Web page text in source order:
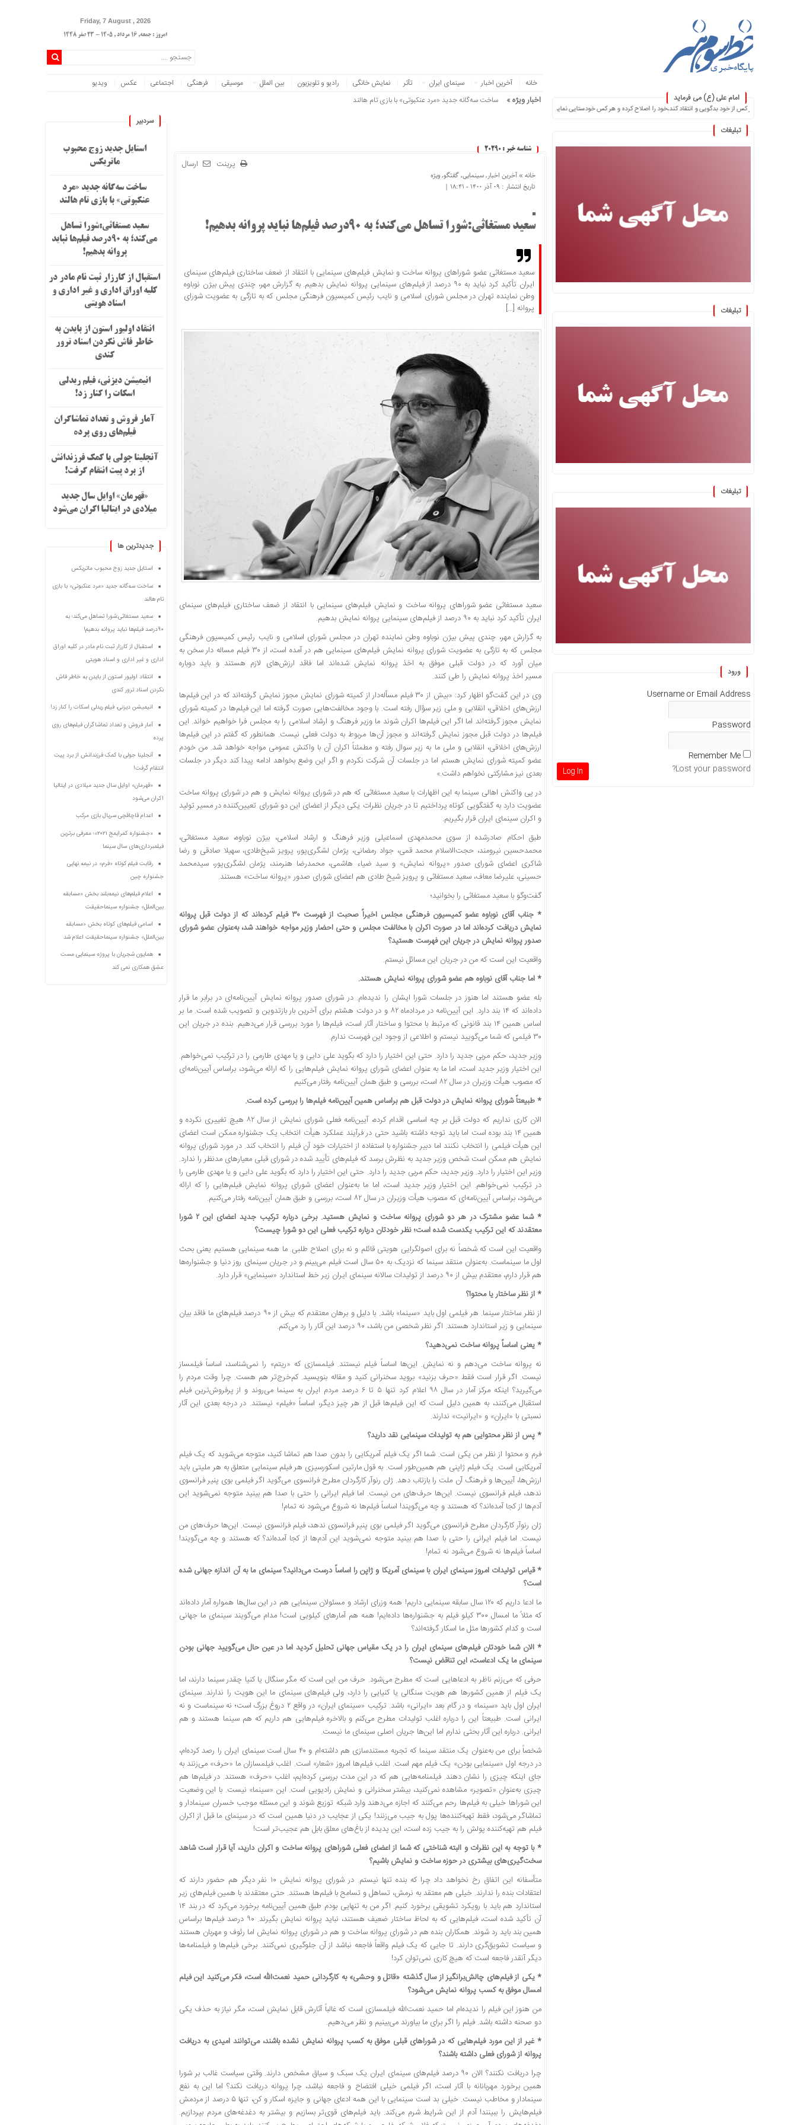
امام علی (ع) می فرماید
انتقاد کند٬خود را اصلاح کرده و هر کس خودستایی نماید٬ پس به تحقیق خویش را تباه نموده است. ۞
تبلیغات
تبلیغات
تبلیغات
ورود
Username or Email Address
Password
Lost your password?
Friday, 7 August , 2026
امروز : جمعه, ۱۶ مرداد , ۱۴۰۵ - 23 صفر 1448
خانه آخرین اخبار سینمای ایران تآتر نمایش خانگی رادیو و تلویزیون بین الملل موسیقی فرهنگی اجتماعی عکس ویدیو
اخبار ویژه » ساخت سه‌گانه جدید «مرد عنکبوتی» با بازی تام هالند
شناسه خبر : 20290
ارسال پرینت
خانه »آخرین اخبار,سینمایی,گفتگو,ویژه
تاریخ انتشار : ۰۹ آذر ۱۴۰۰ - ۱۸:۴۱ |
سعید مستغاثی:شورا تساهل می‌کند؛ به ۹۰درصد فیلم‌ها نباید پروانه بدهیم!
سعید مستغاثی عضو شوراهای پروانه ساخت و نمایش فیلم‌های سینمایی با انتقاد از ضعف ساختاری فیلم‌های سینمای
ایران تأکید کرد نباید به ۹۰ درصد از فیلم‌های سینمایی پروانه نمایش بدهیم. به گزارش مهر، چندی پیش بیژن نوباوه
وطن نماینده تهران در مجلس شورای اسلامی و نایب رئیس کمیسیون فرهنگی مجلس که به تازگی به عضویت شورای
پروانه […]
سعید مستغاثی عضو شوراهای پروانه ساخت و نمایش فیلم‌های سینمایی با انتقاد از ضعف ساختاری فیلم‌های سینمای
ایران تأکید کرد نباید به ۹۰ درصد از فیلم‌های سینمایی پروانه نمایش بدهیم.
به گزارش مهر، چندی پیش بیژن نوباوه وطن نماینده تهران در مجلس شورای اسلامی و نایب رئیس کمیسیون فرهنگی
مجلس که به تازگی به عضویت شورای پروانه نمایش فیلم‌های سینمایی هم در آمده است، از ۳۰ فیلم مساله دار سخن به
میان آورد که در دولت قبلی موفق به اخذ پروانه نمایش شده‌اند اما فاقد ارزش‌های لازم هستند و باید دوباره
مسیر اخذ پروانه نمایش را طی کنند.
وی در این گفت‌گو اظهار کرد: «بیش از ۳۰ فیلم مسأله‌دار از کمیته شورای نمایش مجوز نمایش گرفته‌اند که در این فیلم‌ها
ارزش‌های اخلاقی، انقلابی و ملی زیر سؤال رفته است. با وجود مخالفت‌هایی صورت گرفته اما این فیلم‌ها در کمیته شورای
نمایش مجوز گرفته‌اند اما اگر این فیلم‌ها اکران شوند ما وزیر فرهنگ و ارشاد اسلامی را به مجلس فرا خواهیم خواند. این
فیلم‌ها در دولت قبل مجوز نمایش گرفته‌اند و مجوز آن‌ها مربوط به دولت فعلی نیست. همانطور که گفتم در این فیلم‌ها
ارزش‌های اخلاقی، انقلابی و ملی ما به زیر سوال رفته و مطمئناً اکران آن با واکنش عمومی مواجه خواهد شد. من خودم
عضو کمیته شورای نمایش هستم اما در جلسات آن شرکت نکردم و اگر این وضع بخواهد ادامه پیدا کند دیگر در جلسات
بعدی نیز مشارکتی نخواهم داشت.»
در پی واکنش اهالی سینما به این اظهارات با سعید مستغاثی که هم در شورای پروانه نمایش و هم در شورای پروانه ساخت
عضویت دارد به گفتگویی کوتاه پرداختیم تا در جریان نظرات یکی دیگر از اعضای این دو شورای تعیین‌کننده در مسیر تولید
و اکران سینمای ایران قرار بگیریم.
طبق احکام صادرشده از سوی محمدمهدی اسماعیلی وزیر فرهنگ و ارشاد اسلامی، بیژن نوباوه، سعید مستغاثی،
محمدحسین نیرومند، حجت‌الاسلام محمد قمی، جواد رمضانی، پژمان لشگری‌پور، پرویز شیخ‌طادی، سهیلا صادقی و رضا
شاکری اعضای شورای صدور «پروانه نمایش» و سید ضیاء هاشمی، محمدرضا هنرمند، پژمان لشگری‌پور، سیدمحمد
حسینی، علیرضا معاف، سعید مستغاثی و پرویز شیخ طادی هم اعضای شورای صدور «پروانه ساخت» هستند.
گفت‌وگو با سعید مستغاثی را بخوانید؛
* جناب آقای نوباوه عضو کمیسیون فرهنگی مجلس اخیراً صحبت از فهرست ۳۰ فیلم کرده‌اند که از دولت قبل پروانه
نمایش دریافت کرده‌اند اما در صورت اکران با مخالفت مجلس و حتی احضار وزیر مواجه خواهند شد، به‌عنوان عضو شورای
صدور پروانه نمایش در جریان این فهرست هستید؟
واقعیت این است که من در جریان این مسائل نیستم.
* اما جناب آقای نوباوه هم عضو شورای پروانه نمایش هستند.
بله عضو هستند اما هنوز در جلسات شورا ایشان را ندیده‌ام. در شورای صدور پروانه نمایش آیین‌نامه‌ای در برابر ما قرار
داده‌اند که ۱۴ بند دارد. این آیین‌نامه در مردادماه ۸۲ و در دولت هشتم برای آخرین بار بازتدوین و تصویب شده است. ما بر
اساس همین ۱۴ بند قانونی که مرتبط با محتوا و ساختار آثار است، فیلم‌ها را مورد بررسی قرار می‌دهیم. بنده در جریان این
۳۰ فیلمی که شما می‌گویید نیستم و اطلاعی از وجود این فهرست ندارم.
وزیر جدید، حکم مربی جدید را دارد. حتی این اختیار را دارد که بگوید علی دایی و یا مهدی طارمی را در ترکیب نمی‌خواهم.
این اختیار وزیر جدید است، اما ما به‌ عنوان اعضای شورای پروانه نمایش فیلم‌هایی را که ارائه می‌شود، براساس آیین‌نامه‌ای
که مصوب هیأت وزیران در سال ۸۲ است، بررسی و طبق همان آیین‌نامه رفتار می‌کنیم
* طبیعتاً شورای پروانه نمایش در دولت قبل هم براساس همین آیین‌نامه فیلم‌ها را بررسی کرده است.
الان کاری نداریم که دولت قبل بر چه اساسی اقدام کرده، آیین‌نامه فعلی شورای نمایش از سال ۸۲ هیچ تغییری نکرده و
همین ۱۴ بند بوده است اما باید توجه داشته باشید حتی در فرآیند عملکرد هیأت انتخاب یک جشنواره ممکن است اعضای
این هیأت فیلمی را انتخاب نکنند اما دبیر جشنواره با استفاده از اختیارات خود آن فیلم را انتخاب کند. در مورد شورای پروانه
نمایش هم ممکن است شخص وزیر جدید به نظرش برسد که فیلم‌های تأیید شده در شورای قبلی معیارهای مدنظر را ندارد.
وزیر این اختیار را دارد. وزیر جدید، حکم مربی جدید را دارد. حتی این اختیار را دارد که بگوید علی دایی و یا مهدی طارمی را
در ترکیب نمی‌خواهم. این اختیار وزیر جدید است، اما ما به‌عنوان اعضای شورای پروانه نمایش فیلم‌هایی را که ارائه
می‌شود، براساس آیین‌نامه‌ای که مصوب هیأت وزیران در سال ۸۲ است، بررسی و طبق همان آیین‌نامه رفتار می‌کنیم.
* شما عضو مشترک در هر دو شورای پروانه ساخت و نمایش هستید. برخی درباره ترکیب جدید اعضای این ۲ شورا
معتقدند که این ترکیب یکدست شده است؛ نظر خودتان درباره ترکیب فعلی این دو شورا چیست؟
واقعیت این است که شخصاً نه برای اصولگرایی هویتی قائلم و نه برای اصلاح طلبی. ما همه سینمایی هستیم یعنی بحث
اول ما سینماست. به‌عنوان منتقد سینما که نزدیک به ۵۰ سال است فیلم می‌بینم و در جریان سینمای روز دنیا و جشنواره‌ها
هم قرار دارم، معتقدم بیش از ۹۰ درصد از تولیدات سالانه سینمای ایران زیر خط استاندارد «سینمایی» قرار دارد.
* از نظر ساختار یا محتوا؟
از نظر ساختار سینما. هر فیلمی اول باید «سینما» باشد. با دلیل و برهان معتقدم که بیش از ۹۰ درصد فیلم‌های ما فاقد بیان
سینمایی و زیر استاندارد هستند. اگر نظر شخصی من باشد، ۹۰ درصد این آثار را رد می‌کنم.
* یعنی اساساً پروانه ساخت نمی‌دهید؟
نه پروانه ساخت می‌دهم و نه نمایش. این‌ها اساساً فیلم نیستند. فیلمسازی که «ریتم» را نمی‌شناسد، اساساً فیلمساز
نیست. اگر قرار است فقط «حرف بزنید» بروید سخنرانی کنید و مقاله بنویسید. کم‌خرج‌تر هم هست. چرا وقت مردم را
می‌گیرید؟ اینکه مرکز آمار در سال ۹۸ اعلام کرد تنها ۵ تا ۶ درصد مردم ایران به سینما می‌روند و از پرفروش‌ترین فیلم
استقبال می‌کنند، به همین دلیل است که این فیلم‌ها قبل از هر چیز دیگر، اساساً «فیلم» نیستند. در درجه بعدی این آثار
نسبتی با «ایران» و «ایرانیت» ندارند.
* پس از نظر محتوایی هم به تولیدات سینمایی نقد دارید؟
فرم و محتوا از نظر من یکی است. شما اگر یک فیلم آمریکایی را بدون صدا هم تماشا کنید، متوجه می‌شوید که یک فیلم
آمریکایی است. یک فیلم ژاپنی هم همین‌طور است. به قول مارتین اسکورسیزی هر فیلم سینمایی متعلق به هر ملیتی باید
ارزش‌ها، آیین‌ها و فرهنگ آن ملت را بازتاب دهد. ژان رنوآر کارگردان مطرح فرانسوی می‌گوید اگر فیلمی بوی پنیر فرانسوی
ندهد، فیلم فرانسوی نیست. این‌ها حرف‌های من نیست. اما فیلم ایرانی را حتی با صدا هم بینید متوجه نمی‌شوید این
آدم‌ها از کجا آمده‌اند؟ که هستند و چه می‌گویند! اساساً فیلم‌ها نه شروع می‌شود نه تمام!
ژان رنوآر کارگردان مطرح فرانسوی می‌گوید اگر فیلمی بوی پنیر فرانسوی ندهد، فیلم فرانسوی نیست. این‌ها حرف‌های من
نیست. اما فیلم ایرانی را حتی با صدا هم بینید متوجه نمی‌شوید این آدم‌ها از کجا آمده‌اند؟ که هستند و چه می‌گویند!
اساساً فیلم‌ها نه شروع می‌شود نه تمام!
* قیاس تولیدات امروز سینمای ایران با سینمای آمریکا و ژاپن را اساساً درست می‌دانید؟ سینمای ما به آن اندازه جهانی شده
است؟
ما ادعا داریم که ۱۲۰ سال سابقه سینمایی داریم! همه وزرای ارشاد و مسئولان سینمایی هم در این سال‌ها همواره آمار داده‌اند
که مثلاً ما امسال ۳۰۰ کیلو فیلم به جشنواره‌ها داده‌ایم! همه هم آمارهای کیلویی است! مدام می‌گویند سینمای ما جهانی
است و کدام کشورها مثل ما اسکار گرفته‌اند؟
* الان شما خودتان فیلم‌های سینمای ایران را در یک مقیاس جهانی تحلیل کردید اما در عین حال می‌گویید جهانی بودن
سینمای ما یک ادعاست، این تناقض نیست؟
حرفی که می‌زنم ناظر به ادعاهایی است که مطرح می‌شود. حرف من این است که مگر سنگال یا کنیا چقدر سینما دارند، اما
یک فیلم از همین کشورها هم هویت سنگالی یا کنیایی را دارد، ولی فیلم‌های سینمای ما این هویت را ندارند. سینمای
ایران اول باید «سینما» و در گام بعد «ایرانی» باشد. ترکیب «سینمای ایران» در واقع ۲ دروغ بزرگ است؛ نه سینماست و نه
ایرانی است. طبیعتاً این را درباره اغلب تولیدات مطرح می‌کنم و بالاخره فیلم‌هایی هم داریم که هم سینما هستند و هم
ایرانی. درباره این آثار بحثی ندارم اما این‌ها جریان اصلی سینمای ما نیست.
شخصاً برای من به‌عنوان یک منتقد سینما که تجربه مستندسازی هم داشته‌ام و ۴۰ سال است سینمای ایران را رصد کرده‌ام،
در درجه اول «سینمایی بودن» یک فیلم مهم است. اغلب فیلم‌ها امروز «شعار» است. اغلب فیلمسازان ما «حرف» می‌زنند به
جای اینکه چیزی را نشان دهند. فیلمنامه‌هایی هم که در این مدت بررسی کرده‌ایم، اغلب «حرف» هستند. در فیلم‌ها هم
چیزی به‌عنوان «تصویر» مشاهده نمی‌کنید، بیشتر سخنرانی و نمایش رادیویی است. این «سینما» نیست. با این وضعیت
این شوراها خیلی به فیلم‌ها رحم می‌کنند که اجازه می‌دهند وارد شبکه توزیع شوند و این مسئله موجب خسران سینمادار و
تماشاگر می‌شود، فقط تهیه‌کننده‌ها پول به جیب می‌زنند! یکی از عجایب در دنیا همین است که در سینمای ما قبل از اکران
فیلم هم تهیه‌کننده پولش را به جیب زده است، این پدیده از باغ‌های معلق بابل هم عجیب‌تر است!
* با توجه به این نظرات و البته شناختی که شما از اعضای فعلی شوراهای پروانه ساخت و اکران دارید، آیا قرار است شاهد
سخت‌گیری‌های بیشتری در حوزه ساخت و نمایش باشیم؟
متأسفانه این اتفاق رخ نخواهد داد چرا که بنده تنها نیستم. در شورای پروانه نمایش ۱۰ نفر دیگر هم حضور دارند که
اعتقادات بنده را ندارند. خیلی هم معتقد به نرمش، تساهل و تسامح با فیلم‌ها هستند. حتی معتقدند با همین فیلم‌های زیر
استاندارد هم باید با رویکرد تشویقی برخورد کنیم. اگر من به تنهایی بودم طبق همین آیین‌نامه برخورد می‌کرد که در بند ۱۴
آن تأکید شده است، فیلم‌هایی که به لحاظ ساختار ضعیف هستند، نباید پروانه نمایش بگیرند. ۹۰ درصد فیلم‌ها براساس
همین بند باید رد شوند. همکاران بنده هم در شورای پروانه ساخت و هم در شورای پروانه نمایش اما رئوف و مهربان هستند
و سیاست تشویق‌گری دارند. تا جایی که یک فیلم واقعاً فاجعه نباشد از آن جلوگیری نمی‌کنند. برخی فیلم‌ها و فیلمنامه‌ها
دیگر آنقدر فاجعه است که هیچ کاری نمی‌توان کرد!
* یکی از فیلم‌های چالش‌برانگیز از سال گذشته «قاتل و وحشی» به کارگردانی حمید نعمت‌الله است، فکر می‌کنید این فیلم
امسال موفق به کسب پروانه نمایش می‌شود؟
من هنوز این فیلم را ندیده‌ام اما حمید نعمت‌الله فیلمسازی است که غالباً آثارش قابل نمایش است، مگر نیاز به حذف یکی
دو صحنه داشته باشد. فیلم را اگر برای ما بیاورند می‌بینیم و نظر می‌دهیم.
* غیر از این مورد فیلم‌هایی که در شوراهای قبلی موفق به کسب پروانه نمایش نشده باشند، می‌توانند امیدی به دریافت
پروانه از شورای فعلی داشته باشند؟
چرا دریافت نکنند؟ الان ۹۰ درصد فیلم‌های سینمای ایران یک سبک و سیاق مشخص دارند. وقتی سیاست غالب بر شورا
همین برخورد مهربانانه با آثار است، اگر فیلمی خیلی افتضاح و فاجعه نباشد، چرا پروانه دریافت نکند؟ اما این به نفع
سینمادار و مخاطب نیست. خیلی بد است سینمایی با این همه ادعای جهانی و جایزه اسکار و کن، تنها ۵ درصد از مردمش
فیلم‌هایش را ببینند! آدم از این شرایط شرم می‌کند. باید فیلم‌های قوی‌تر بسازیم و بیشتر به دغدغه‌های مردم بپردازیم.
سردبیر
استایل جدید زوج محبوب
ماتریکس
ساخت سه‌گانه جدید «مرد
عنکبوتی» با بازی تام هالند
سعید مستغاثی:شورا تساهل
می‌کند؛ به ۹۰درصد فیلم‌ها نباید
پروانه بدهیم!
استقبال از کارزار ثبت نام مادر در
کلیه اوراق اداری و غیر اداری و
اسناد هویتی
انتقاد اولیور استون از بایدن به
خاطر فاش نکردن اسناد ترور
کندی
انیمیشن دیزنی، فیلم ریدلی
اسکات را کنار زد!
آمار فروش و تعداد تماشاگران
فیلم‌های روی پرده
آنجلینا جولی با کمک فرزندانش
از برد پیت انتقام گرفت!
«قهرمان» اوایل سال جدید
میلادی در ایتالیا اکران می‌شود
جديدترين ها
استایل جدید زوج محبوب ماتریکس
ساخت سه‌گانه جدید «مرد عنکبوتی» با بازی
تام هالند
سعید مستغاثی:شورا تساهل می‌کند؛ به
۹۰درصد فیلم‌ها نباید پروانه بدهیم!
استقبال از کارزار ثبت نام مادر در کلیه اوراق
اداری و غیر اداری و اسناد هویتی
انتقاد اولیور استون از بایدن به خاطر فاش
نکردن اسناد ترور کندی
انیمیشن دیزنی، فیلم ریدلی اسکات را کنار زد!
آمار فروش و تعداد تماشاگران فیلم‌های روی
پرده
آنجلینا جولی با کمک فرزندانش از برد پیت
انتقام گرفت!
«قهرمان» اوایل سال جدید میلادی در ایتالیا
اکران می‌شود
اعدام قاچاقچی سریال بازی مرکب
«جشنواره کمرایمج ۲۰۲۱»؛ معرفی برترین
فیلمبرداری‌های سال سینما
رقابت فیلم کوتاه «فرم» در نیمه نهایی
جشنواره چین
اعلام فیلم‌های نیمه‌بلند بخش «مسابقه
بین‌الملل» جشنواره سینماحقیقت
اسامی فیلم‌های کوتاه بخش «مسابقه
بین‌الملل» جشنواره سینماحقیقت اعلام شد
همایون شجریان با پروژه سینمایی مست
عشق همکاری نمی کند